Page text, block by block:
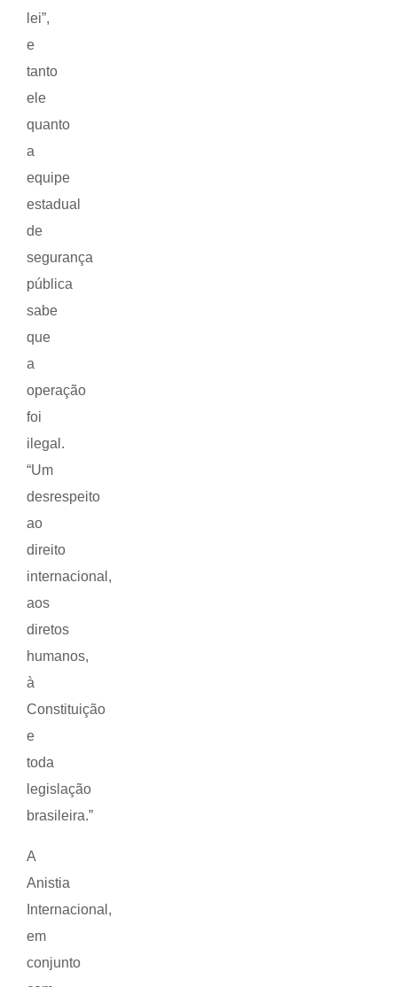
lei”,
e
tanto
ele
quanto
a
equipe
estadual
de
segurança
pública
sabe
que
a
operação
foi
ilegal.
“Um
desrespeito
ao
direito
internacional,
aos
diretos
humanos,
à
Constituição
e
toda
legislação
brasileira.”
A
Anistia
Internacional,
em
conjunto